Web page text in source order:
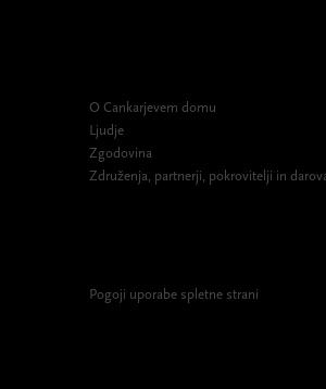
O Cankarjevem domu
Ljudje
Zgodovina
Združenja, partnerji, pokrovitelji in
Pogoji uporabe spletne strani